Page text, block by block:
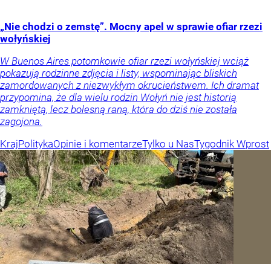
„Nie chodzi o zemstę”. Mocny apel w sprawie ofiar rzezi
wołyńskiej
W Buenos Aires potomkowie ofiar rzezi wołyńskiej wciąż
pokazują rodzinne zdjęcia i listy, wspominając bliskich
zamordowanych z niezwykłym okrucieństwem. Ich dramat
przypomina, że dla wielu rodzin Wołyń nie jest historią
zamkniętą, lecz bolesną raną, która do dziś nie została
zagojona.
KrajPolitykaOpinie i komentarzeTylko u NasTygodnik Wprost